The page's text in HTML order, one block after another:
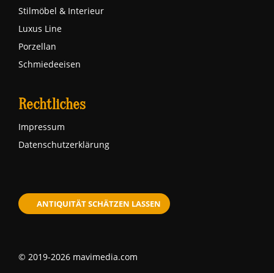
Stilmöbel & Interieur
Luxus Line
Porzellan
Schmiedeeisen
Rechtliches
Impressum
Datenschutzerklärung
ANTIQUITÄT SCHÄTZEN LASSEN
© 2019-2026 mavimedia.com